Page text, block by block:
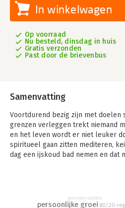
In winkelwagen
Op voorraad
Nu besteld, dinsdag in huis
Gratis verzonden
Past door de brievenbus
Samenvatting
Voortdurend bezig zijn met doelen
grenzen verleggen trekt niemand
en het leven wordt er niet leuker
spiritueel gaan zitten mediteren,
dag een ijskoud bad nemen en dat
Wanneer heb jij voor het laatst
persoonlijke groei
grenzen stellen
80/20-